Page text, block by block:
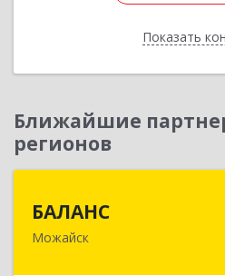
ПоказатьНазад
Ближайшие
регионов
БАЛАНС
Можайск143200,